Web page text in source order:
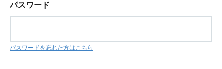
パスワード
パスワードを忘れた方はこちら